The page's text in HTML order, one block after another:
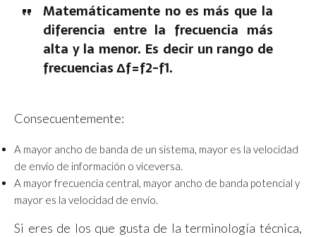
Matemáticamente no es más que la
diferencia entre la frecuencia más
alta y la menor. Es decir un rango de
frecuencias Δf=f2-f1.
Consecuentemente:
A mayor ancho de banda de un sistema, mayor es la velocidad
de envío de información o viceversa.
A mayor frecuencia central, mayor ancho de banda potencial y
mayor es la velocidad de envío.
Si eres de los que gusta de la terminología técnica,